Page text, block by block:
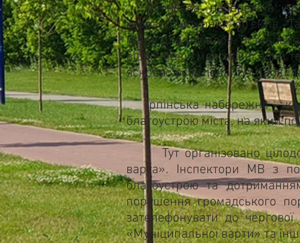
Ірпінська набережна
інфраструктурних об’єктів.
місця для рибалок.
відпочинку, мангальні зони
яскраво освітлена, тут
Ірпінська набережна –
благоустрою міста, на який
Тут організовано
варта». Інспектори МВ з
благоустрою та
порушення громадського
зателефонувати до
«Муніципальної варти» та